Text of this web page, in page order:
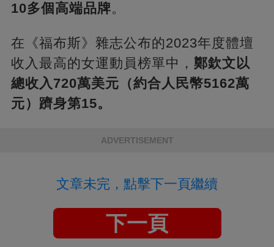
10多個高端品牌。
在《福布斯》雜志公布的2023年度體壇
收入最高的女運動員榜單中， 鄭欽文以
總收入720萬美元（約合人民幣5162萬
元）躋身第15。
ADVERTISEMENT
文章未完，點擊下一頁繼續
下一頁